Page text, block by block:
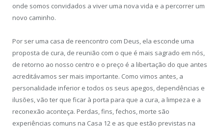
onde somos convidados a viver uma nova vida e a percorrer um
novo caminho.
Por ser uma casa de reencontro com Deus, ela esconde uma
proposta de cura, de reunião com o que é mais sagrado em nós,
de retorno ao nosso centro e o preço é a libertação do que antes
acreditávamos ser mais importante. Como vimos antes, a
personalidade inferior e todos os seus apegos, dependências e
ilusões, vão ter que ficar à porta para que a cura, a limpeza e a
reconexão aconteça. Perdas, fins, fechos, morte são
experiências comuns na Casa 12 e as que estão previstas na